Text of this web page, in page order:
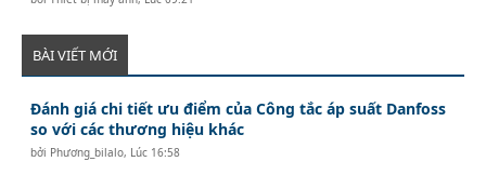
BÀI VIẾT MỚI
Đánh giá chi tiết ưu điểm của Công tắc áp suất Danfoss
so với các thương hiệu khác
bởi Phương_bilalo, Lúc 16:58